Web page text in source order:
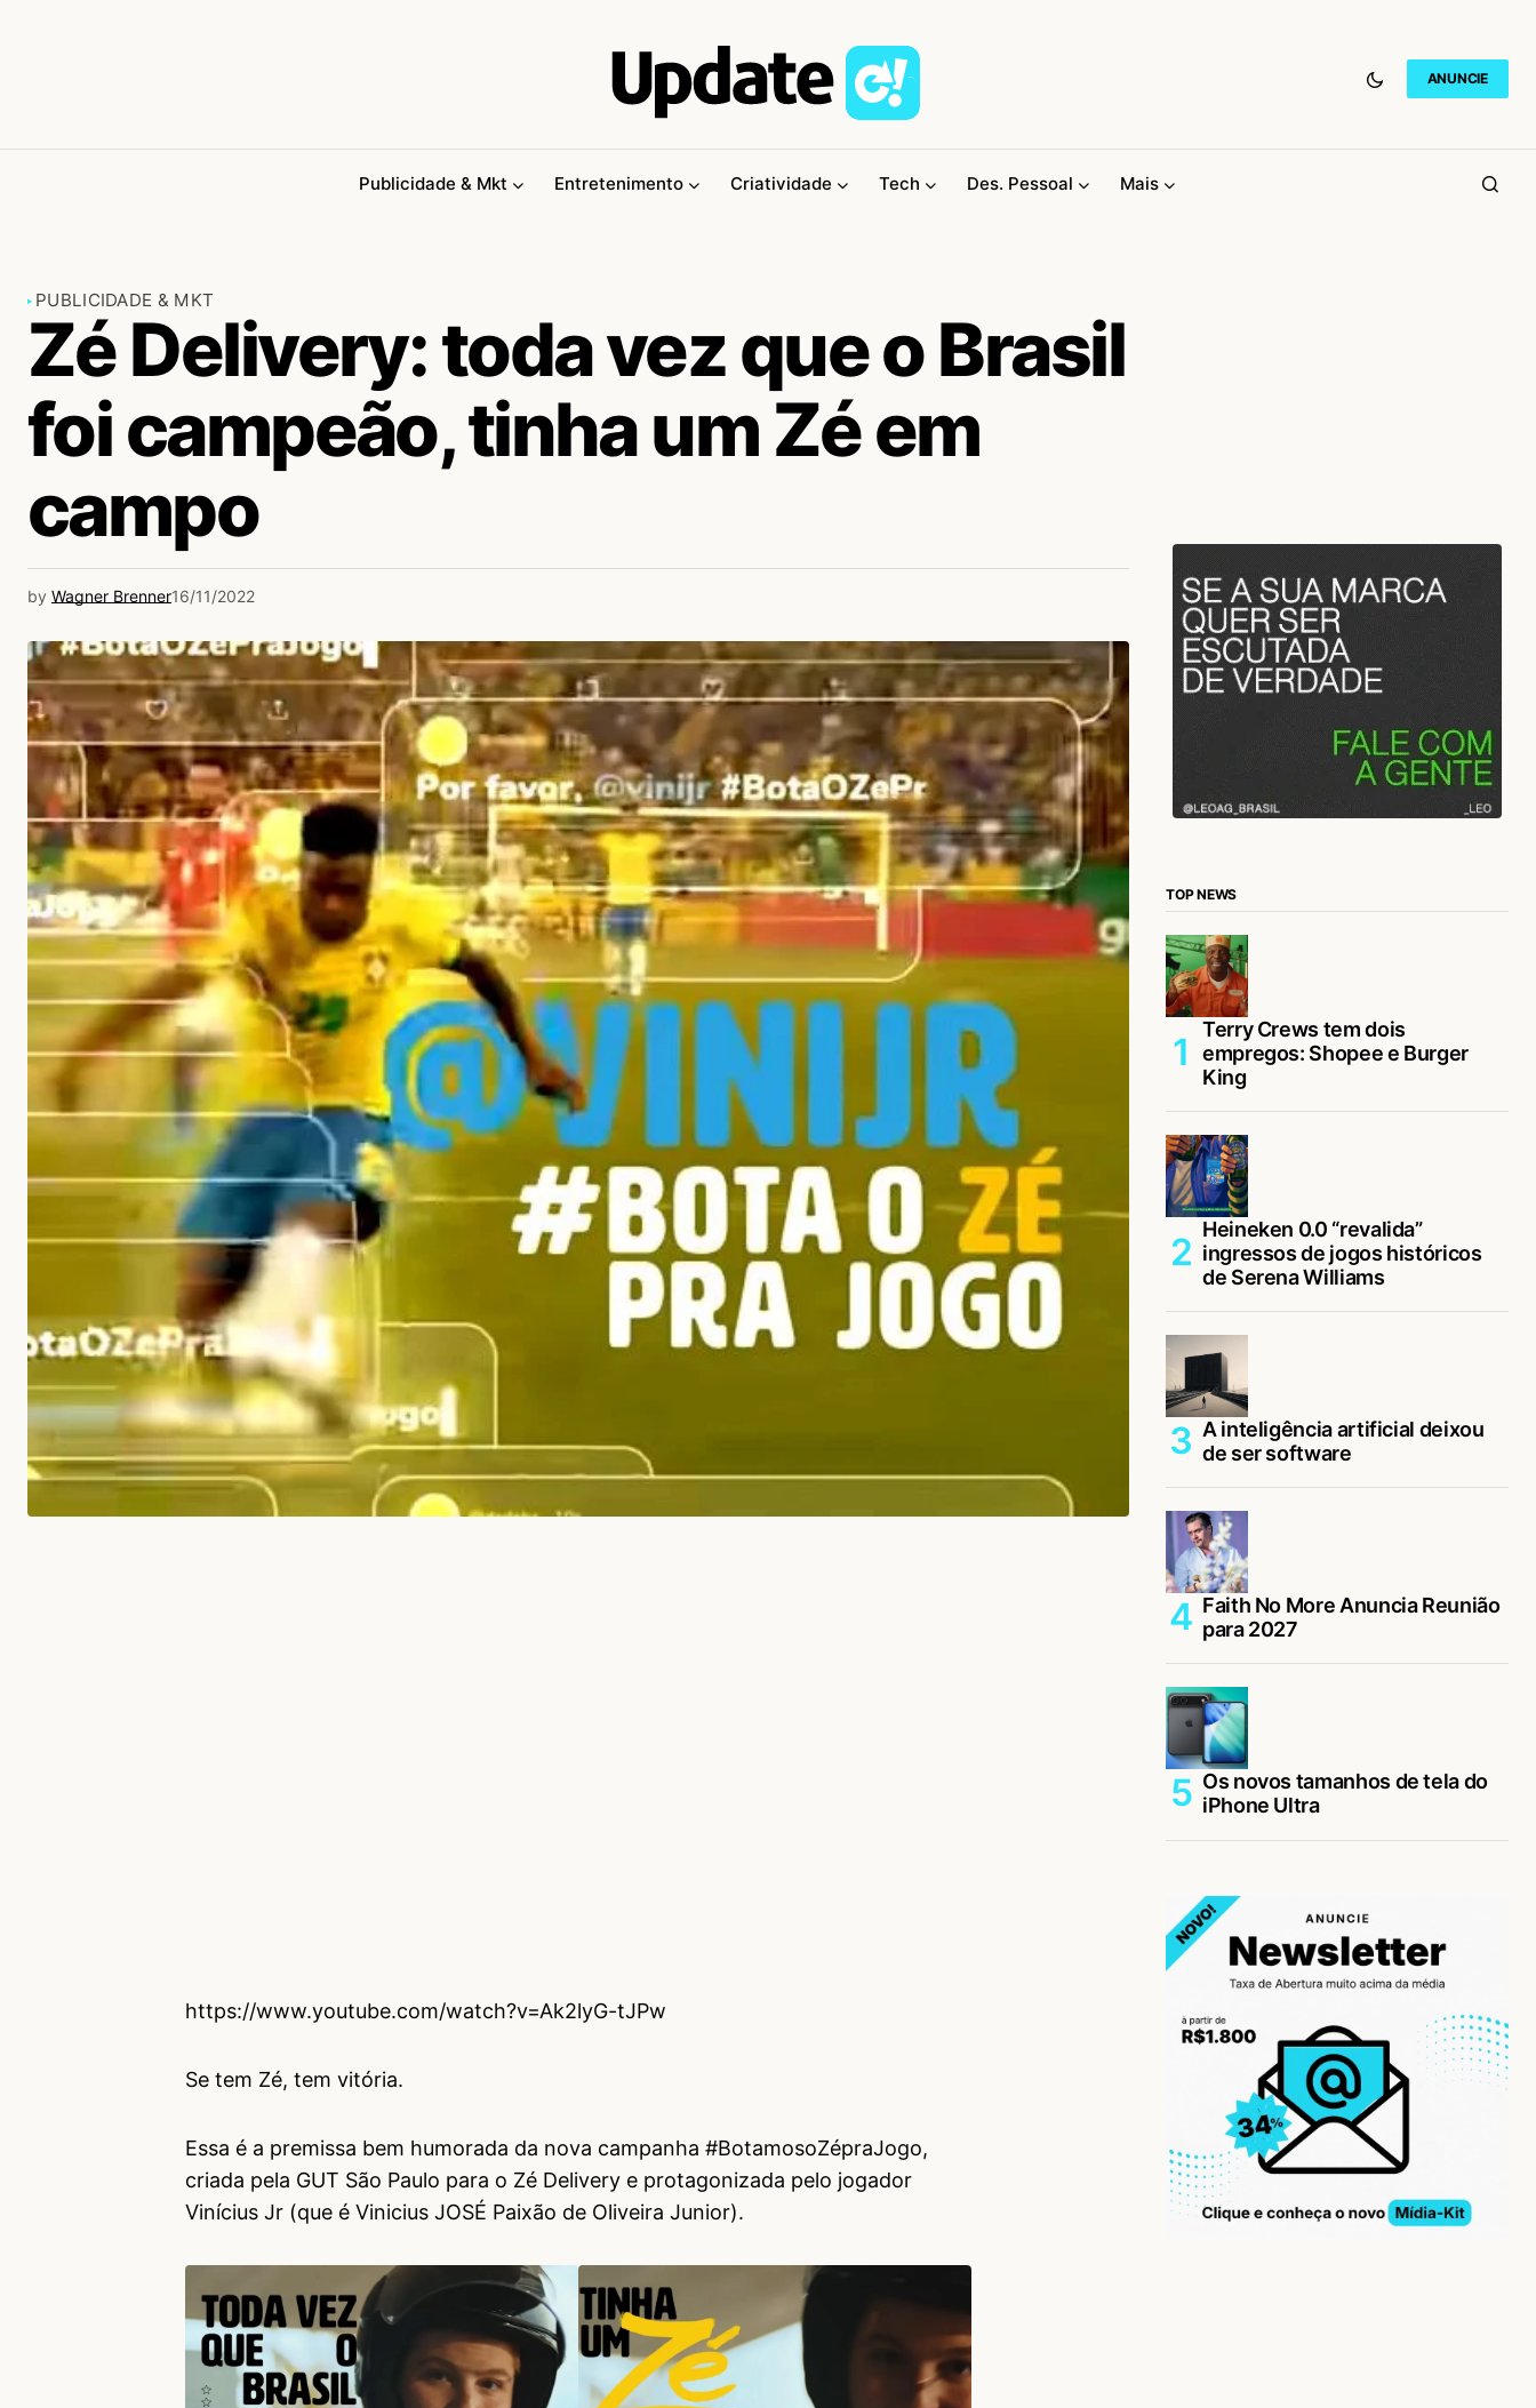
ANUNCIE
Publicidade & Mkt Entretenimento Criatividade Tech Des. Pessoal Mais
PUBLICIDADE & MKT
Zé Delivery: toda vez que o Brasil
foi campeão, tinha um Zé em
campo
by Wagner Brenner16/11/2022
https://www.youtube.com/watch?v=Ak2lyG-tJPw
Se tem Zé, tem vitória.
Essa é a premissa bem humorada da nova campanha #BotamosoZépraJogo,
criada pela GUT São Paulo para o Zé Delivery e protagonizada pelo jogador
Vinícius Jr (que é Vinicius JOSÉ Paixão de Oliveira Junior).
TOP NEWS
Terry Crews tem dois
empregos: Shopee e Burger
King
Heineken 0.0 “revalida”
ingressos de jogos históricos
de Serena Williams
A inteligência artificial deixou
de ser software
Faith No More Anuncia Reunião
para 2027
Os novos tamanhos de tela do
iPhone Ultra